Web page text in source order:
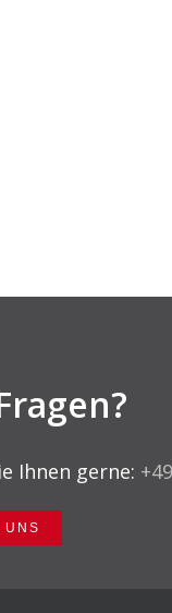
Ihnen gerne:
UNS